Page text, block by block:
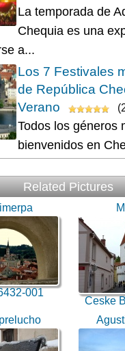
La temporada de
Chequia es una
a...
Los 7 Festivales
de República
Verano
Todos los géneros
bienvenidos en
Related Pictures
001
Ceske